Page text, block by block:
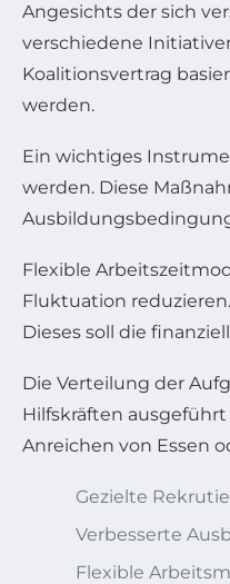
Angesichts der sich
verschiedene
Koalitionsvertrag
werden.
Ein wichtiges
werden. Diese
Flexible
Fluktuation
Dieses soll die
Die Verteilung der
Hilfskräften
Anreichen von Essen
Gezielte
Verbesserte
Flexible